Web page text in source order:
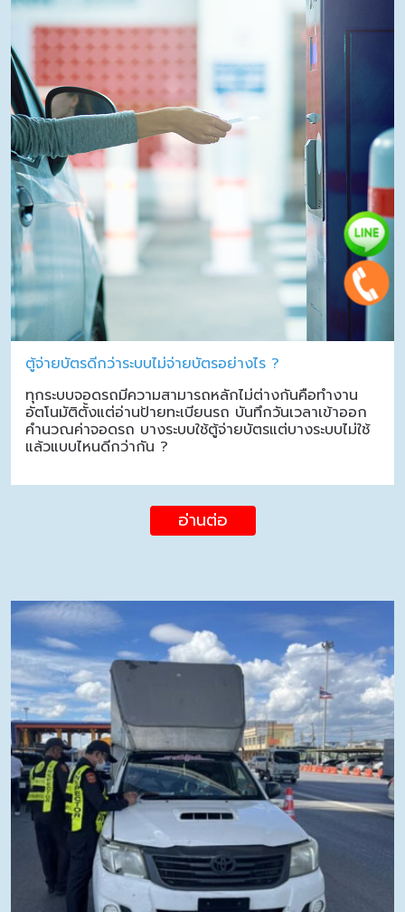
ตู้จ่ายบัตรดีกว่าระบบไม่จ่ายบัตรอย่างไร ?
ทุกระบบจอดรถมีความสามารถหลักไม่ต่างกันคือทำงาน
อัตโนมัติตั้งแต่อ่านป้ายทะเบียนรถ บันทึกวันเวลาเข้าออก
คำนวณค่าจอดรถ บางระบบใช้ตู้จ่ายบัตรแต่บางระบบไม่ใช้
แล้วแบบไหนดีกว่ากัน ?
อ่านต่อ